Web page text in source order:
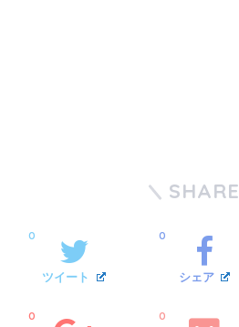
SHARE
ツイート
0
シェア
0
0 0